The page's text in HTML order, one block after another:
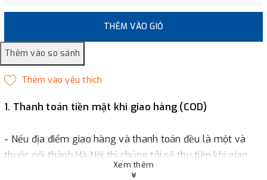
THÊM VÀO GIỎ
1. Thanh toán tiền mặt khi giao hàng (COD)
- Nếu địa điểm giao hàng và thanh toán đều là một và
thuộc nội thành Hà Nội thì chúng tôi sẽ thu tiền khi giao
hàng hoặc khách hàng đặt tiền trước một phần giá trị đơn
Xem thêm